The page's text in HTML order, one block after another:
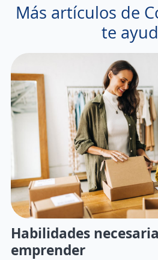
Más artículos de
te
Habilidades
emprender